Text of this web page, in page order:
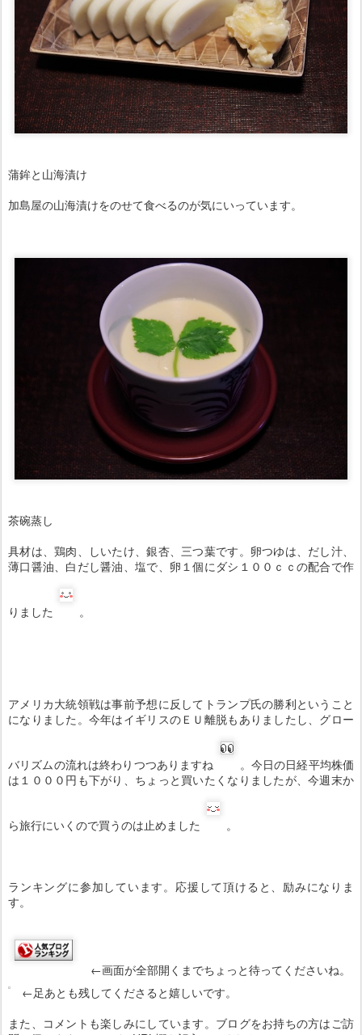
蒲鉾と山海漬け
加島屋の山海漬けをのせて食べるのが気にいっています。
茶碗蒸し
具材は、鶏肉、しいたけ、銀杏、三つ葉です。卵つゆは、だし汁、
薄口醤油、白だし醤油、塩で、卵１個にダシ１００ｃｃの配合で作
りました 。
アメリカ大統領戦は事前予想に反してトランプ氏の勝利ということ
になりました。今年はイギリスのＥＵ離脱もありましたし、グロー
バリズムの流れは終わりつつありますね
。今日の日経平均株価
は１０００円も下がり、ちょっと買いたくなりましたが、今週末か
ら旅行にいくので買うのは止めました 。
ランキングに参加しています。応援して頂けると、励みになりま
す。
←画面が全部開くまでちょっと待ってくださいね。
←足あとも残してくださると嬉しいです。
また、コメントも楽しみにしています。ブログをお持ちの方はご訪